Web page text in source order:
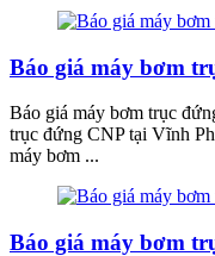
Báo giá máy bơm
Báo giá máy bơm trục
trục đứng CNP tại Vĩnh
máy bơm ...
Báo giá máy bơm